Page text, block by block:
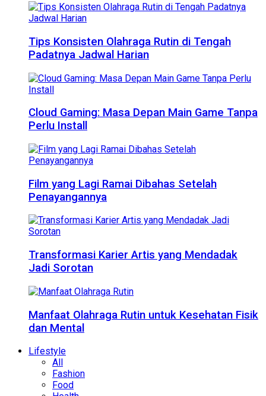
Tips Konsisten Olahraga Rutin di Tengah
Padatnya Jadwal Harian
Cloud Gaming: Masa Depan Main Game Tanpa
Perlu Install
Film yang Lagi Ramai Dibahas Setelah
Penayangannya
Transformasi Karier Artis yang Mendadak
Jadi Sorotan
Manfaat Olahraga Rutin untuk Kesehatan Fisik
dan Mental
Lifestyle
All
Fashion
Food